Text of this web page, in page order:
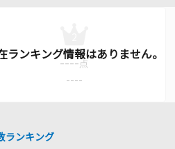
---- 点
----
ランキング